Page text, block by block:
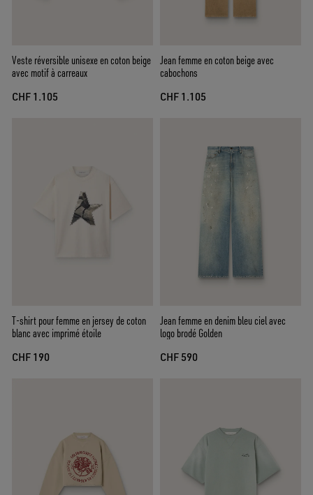
Veste réversible unisexe en coton beige
avec motif à carreaux
CHF 1.105
Jean femme en coton beige avec
cabochons
CHF 1.105
T-shirt pour femme en jersey de coton
blanc avec imprimé étoile
CHF 190
Jean femme en denim bleu ciel avec
logo brodé Golden
CHF 590